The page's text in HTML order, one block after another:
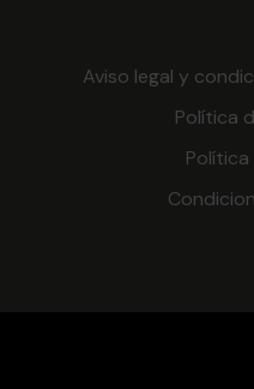
Aviso legal y
Política